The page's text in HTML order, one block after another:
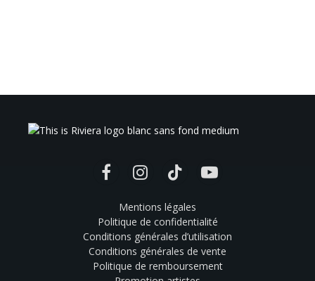
FacebookInstagramTikTok YouTube
Mentions légales
Politique de confidentialité
Conditions générales d’utilisation
Conditions générales de vente
Politique de remboursement